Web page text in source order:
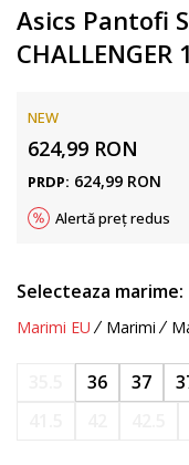
Asics Pantofi
CHALLENGER
NEW
624,99 RON
PRDP: 624,99 RON
Alertă preț redus
Selecteaza marime:
Marimi EU Marimi
36 37